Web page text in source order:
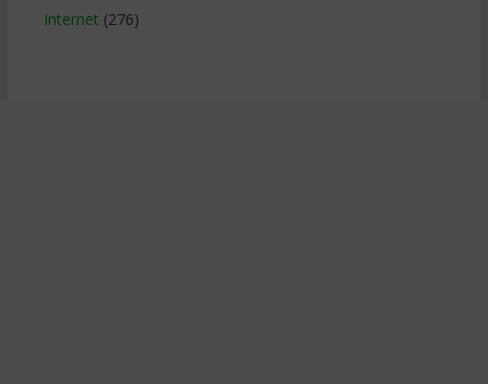
Internet (276)